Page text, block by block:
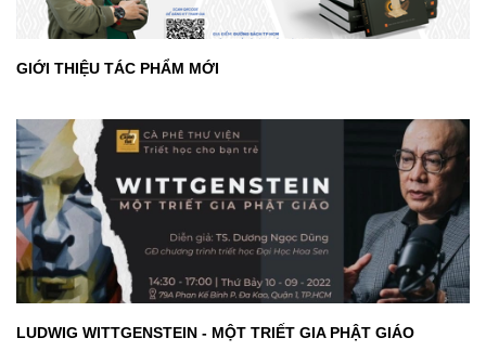
GIỚI THIỆU TÁC PHẨM MỚI
LUDWIG WITTGENSTEIN - MỘT TRIẾT GIA PHẬT GIÁO